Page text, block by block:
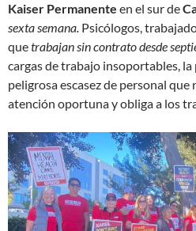
Kaiser Permanente en el sur de
sexta semana. Psicólogos,
quetrabajan sin contrato desde
cargas de trabajo insoportables,
peligrosa escasez de personal que
atención oportuna y obliga a los